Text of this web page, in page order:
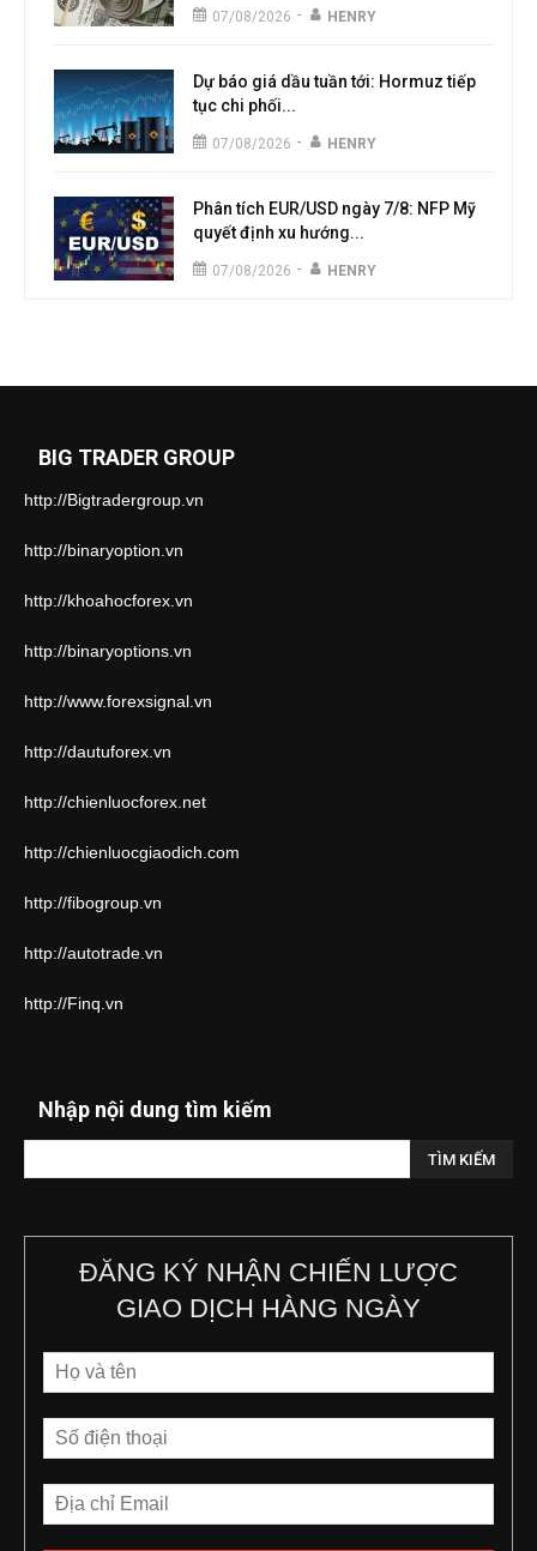
07/08/2026 - HENRY
Dự báo giá dầu tuần tới: Hormuz tiếp
tục chi phối...
07/08/2026 - HENRY
Phân tích EUR/USD ngày 7/8: NFP Mỹ
quyết định xu hướng...
07/08/2026 - HENRY
BIG TRADER GROUP
http://Bigtradergroup.vn
http://binaryoption.vn
http://khoahocforex.vn
http://binaryoptions.vn
http://www.forexsignal.vn
http://dautuforex.vn
http://chienluocforex.net
http://chienluocgiaodich.com
http://fibogroup.vn
http://autotrade.vn
http://Finq.vn
Nhập nội dung tìm kiếm
ĐĂNG KÝ NHẬN CHIẾN LƯỢC
GIAO DỊCH HÀNG NGÀY